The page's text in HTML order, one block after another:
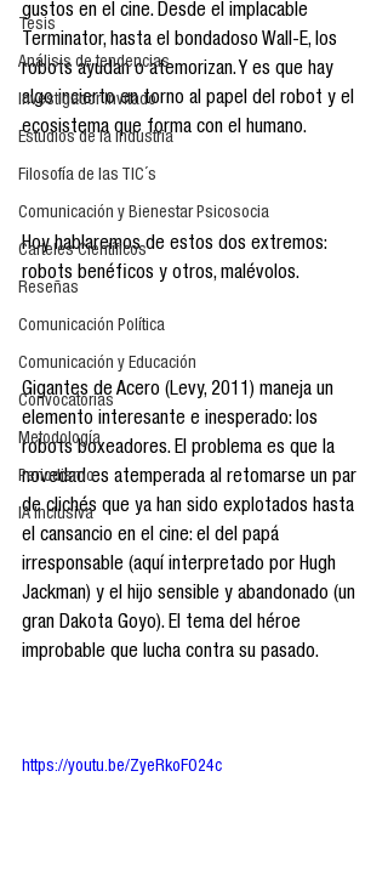
Tesis
Análisis de tendencias
Investigador Invitado
Estudios de la industria
Filosofía de las TIC´s
Comunicación y Bienestar Psicosocia
Carteles Científicos
Reseñas
Comunicación Política
Comunicación y Educación
Convocatorias
Metodología
Periodismo
IA Inclusiva
gustos en el cine. Desde el implacable
Terminator, hasta el bondadoso Wall-E, los
robots ayudan o atemorizan. Y es que hay
algo incierto en torno al papel del robot y el
ecosistema que forma con el humano.
Hoy hablaremos de estos dos extremos:
robots benéficos y otros, malévolos.
Gigantes de Acero (Levy, 2011) maneja un
elemento interesante e inesperado: los
robots boxeadores. El problema es que la
novedad es atemperada al retomarse un par
de clichés que ya han sido explotados hasta
el cansancio en el cine: el del papá
irresponsable (aquí interpretado por Hugh
Jackman) y el hijo sensible y abandonado (un
gran Dakota Goyo). El tema del héroe
improbable que lucha contra su pasado.
https://youtu.be/ZyeRkoFO24c